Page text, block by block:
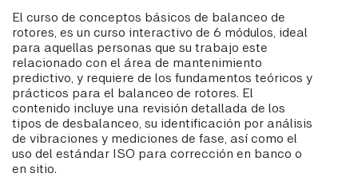
El curso de conceptos básicos de balanceo de
rotores, es un curso interactivo de 6 módulos, ideal
para aquellas personas que su trabajo este
relacionado con el área de mantenimiento
predictivo, y requiere de los fundamentos teóricos y
prácticos para el balanceo de rotores. El
contenido incluye una revisión detallada de los
tipos de desbalanceo, su identificación por análisis
de vibraciones y mediciones de fase, así como el
uso del estándar ISO para corrección en banco o
en sitio.